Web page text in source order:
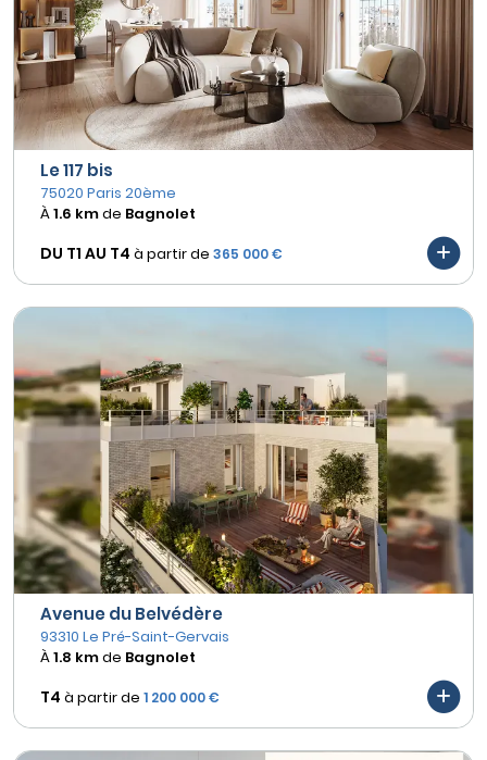
Le 117 bis
75020 Paris 20ème
À1.6 kmde Bagnolet
DU T1 AU T4 à partir de 365 000 €
Avenue du Belvédère
93310 Le Pré-Saint-Gervais
À1.8 kmde Bagnolet
T4 à partir de 1 200 000 €